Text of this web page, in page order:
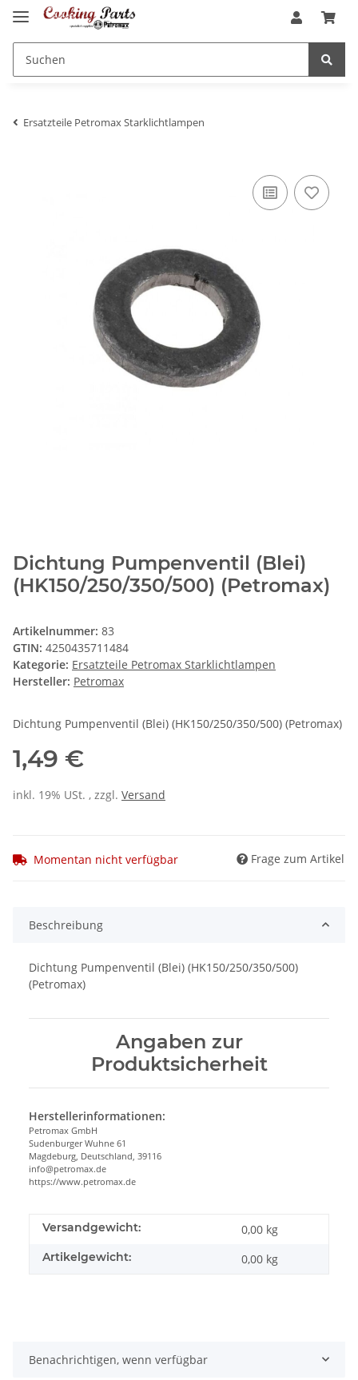
Ersatzteile Petromax Starklichtlampen
Dichtung Pumpenventil (Blei)
(HK150/250/350/500) (Petromax)
Artikelnummer: 83
GTIN: 4250435711484
Kategorie: Ersatzteile Petromax Starklichtlampen
Hersteller: Petromax
Dichtung Pumpenventil (Blei) (HK150/250/350/500) (Petromax)
1,49 €
inkl. 19% USt. , zzgl. Versand
Momentan nicht verfügbar Frage zum Artikel
Beschreibung
Dichtung Pumpenventil (Blei) (HK150/250/350/500)
(Petromax)
Angaben zur
Produktsicherheit
Herstellerinformationen:
Petromax GmbH
Sudenburger Wuhne 61
Magdeburg, Deutschland, 39116
info@petromax.de
https://www.petromax.de
Versandgewicht: 0,00 kg
Artikelgewicht: 0,00 kg
Benachrichtigen, wenn verfügbar